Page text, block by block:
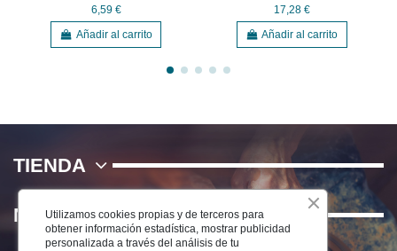
6,59 €
Añadir al carrito
17,28 €
Añadir al carrito
TIENDA
NOSOTROS
Utilizamos cookies propias y de terceros para
obtener información estadística, mostrar publicidad
personalizada a través del análisis de tu